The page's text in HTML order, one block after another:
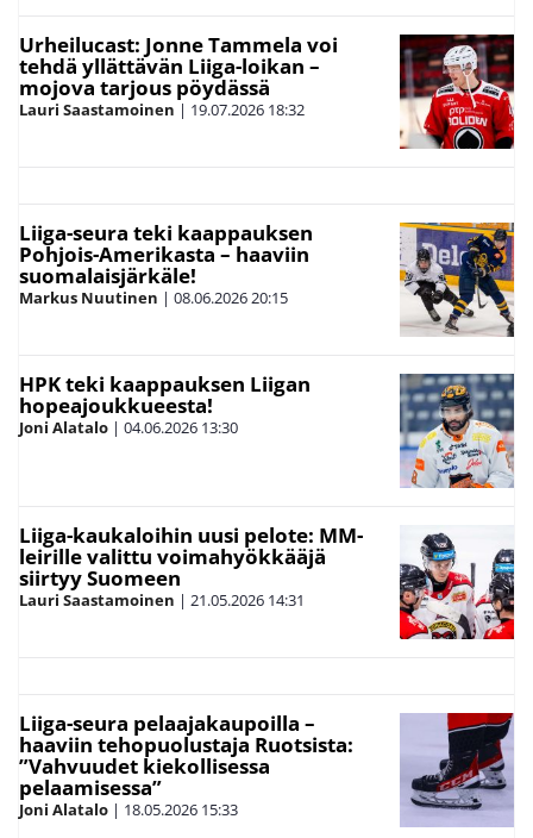
Urheilucast: Jonne Tammela voi
tehdä yllättävän Liiga-loikan –
mojova tarjous pöydässä
Lauri Saastamoinen | 19.07.2026 18:32
Liiga-seura teki kaappauksen
Pohjois-Amerikasta – haaviin
suomalaisjärkäle!
Markus Nuutinen | 08.06.202620:15
HPK teki kaappauksen Liigan
hopeajoukkueesta!
Joni Alatalo | 04.06.2026 13:30
Liiga-kaukaloihin uusi pelote: MM-
leirille valittu voimahyökkääjä
siirtyy Suomeen
Lauri Saastamoinen | 21.05.2026 14:31
Liiga-seura pelaajakaupoilla –
haaviin tehopuolustaja Ruotsista:
”Vahvuudet kiekollisessa
pelaamisessa”
Joni Alatalo | 18.05.2026 15:33